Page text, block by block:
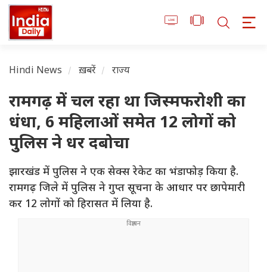
Hindi News ख़बरें राज्य
रामगढ़ में चल रहा था जिस्मफरोशी का
धंधा, 6 महिलाओं समेत 12 लोगों को
पुलिस ने धर दबोचा
झारखंड में पुलिस ने एक सेक्स रेकेट का भंडाफोड़ किया है.
रामगढ़ जिले में पुलिस ने गुप्त सूचना के आधार पर छापेमारी
कर 12 लोगों को हिरासत में लिया है.